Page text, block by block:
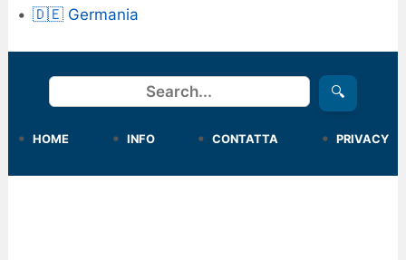
🇩🇪 Germania
Cerca 🔍
HOME INFO CONTATTA PRIVACY